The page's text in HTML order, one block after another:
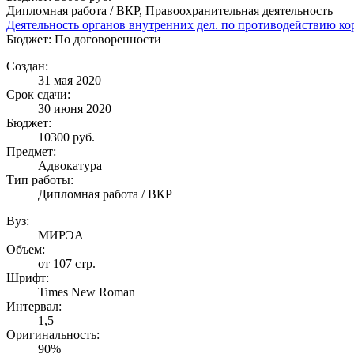
Дипломная работа / ВКР, Правоохранительная деятельность
Деятельность органов внутренних дел. по противодействию
Бюджет: По договоренности
Создан:
31 мая 2020
Срок сдачи:
30 июня 2020
Бюджет:
10300 руб.
Предмет:
Адвокатура
Тип работы:
Дипломная работа / ВКР
Вуз:
МИРЭА
Объем:
от 107 стр.
Шрифт:
Times New Roman
Интервал:
1,5
Оригинальность:
90%